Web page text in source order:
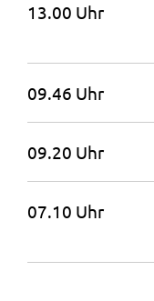
13.00 Uhr
09.46 Uhr
09.20 Uhr
07.10 Uhr